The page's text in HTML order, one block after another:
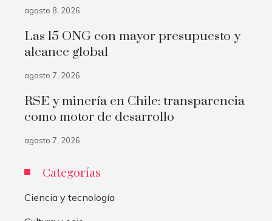
agosto 8, 2026
Las 15 ONG con mayor presupuesto y
alcance global
agosto 7, 2026
RSE y minería en Chile: transparencia
como motor de desarrollo
agosto 7, 2026
Categorías
Ciencia y tecnología